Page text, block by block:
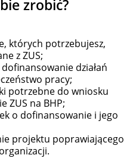
zrobić?
których potrzebujesz,
z ZUS;
działań
pracy;
potrzebne do wniosku
ZUS na BHP;
o dofinansowanie i jego
projektu poprawiającego